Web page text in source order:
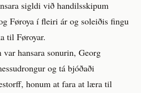
sigldi við handilsskipum
Føroya í fleiri ár og soleiðis fingu
til Føroyar.
hansara sonurin, Georg
og tá bjóðaði
honum at fara at læra til